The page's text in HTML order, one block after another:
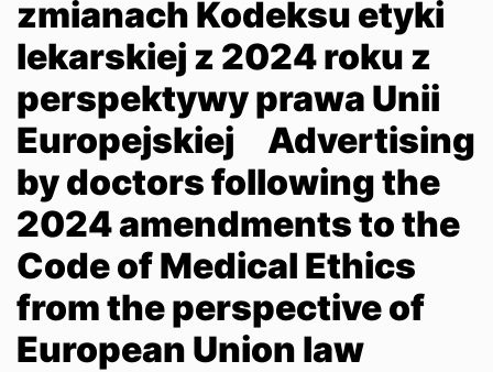
Scientific research results
zmianach Kodeksu etyki
lekarskiej z 2024 roku z
perspektywy prawa Unii
Europejskiej
Advertising
by doctors following the
2024 amendments to the
Code of Medical Ethics
from the perspective of
European Union law